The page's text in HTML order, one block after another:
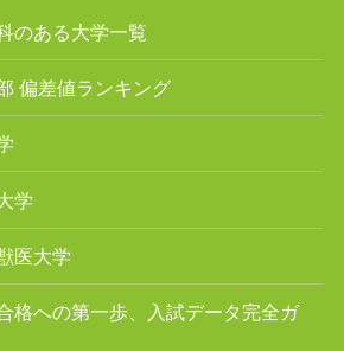
のある大学一覧
偏差値ランキング
学
医大学
格への第一歩、入試データ完全ガ